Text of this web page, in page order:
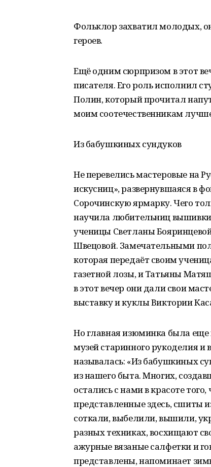
Фольклор захватил молодых,
героев.
Ещё одним сюрпризом в этот
писателя. Его роль исполнил
Полин, который прочитал
моим соотечественникам
Из бабушкиных сундуков
Не перевелись мастеровые на
искусниц», развернувшаяся в
Сорочинскую ярмарку. Чего
научила любительниц
ученицы Светланы
Швецовой. Замечательными
которая передаёт своим
газетной лозы, и Татьяны
в этот вечер они дали свои
выставку и куклы Виктории
Но главная изюминка была
музей старинного рукоделия и
называлась: «Из бабушкиных
из нашего быта. Многих,
остались с нами в красоте
представленные здесь, сшиты
соткали, выбелили, вышили,
разных техниках, восхищают
ажурные вязаные салфетки и
представлены, напоминает